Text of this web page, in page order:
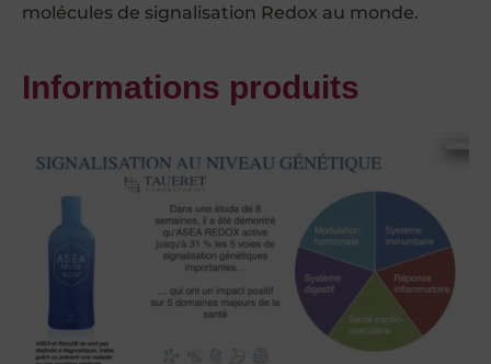
molécules de signalisation Redox au monde.
Informations produits